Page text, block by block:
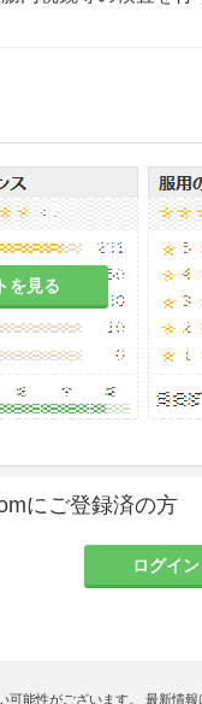
るので、用法及び
らわれるおそれがあ
増強されるおそれが
投与しないことが望
を見る
にご登録済の方
ログイン
能性がございます。 最新情